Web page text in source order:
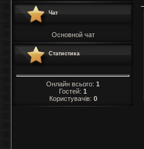
Чат
Основной чат
Статистика
Онлайн всього: 1
Гостей: 1
Користувачів: 0